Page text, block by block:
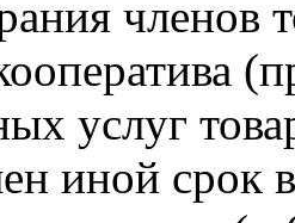
членов
услуг
иной срок